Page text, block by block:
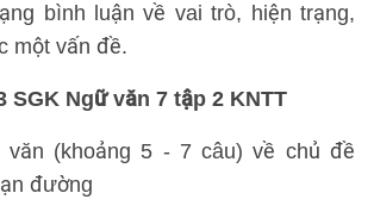
bình luận về vai trò, hiện trạng,
một vấn đề.
SGK Ngữ văn 7 tập 2 KNTT
văn (khoảng 5 - 7 câu) về chủ đề
đường